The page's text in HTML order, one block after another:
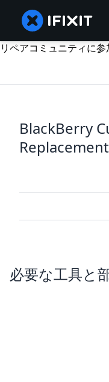
リペアコミュニティに参
BlackBerry
Replacement
必要な工具と